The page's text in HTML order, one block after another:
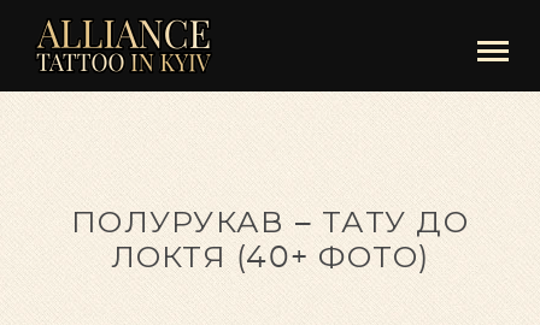
ПОЛУРУКАВ – ТАТУ ДО
ЛОКТЯ (40+ ФОТО)